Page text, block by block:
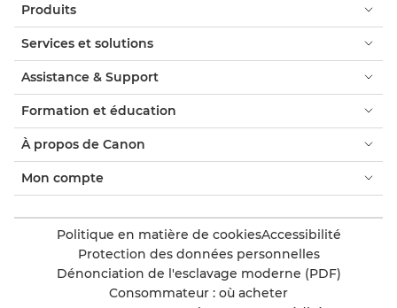
Produits
Services et solutions
Assistance & Support
Formation et éducation
À propos de Canon
Mon compte
Politique en matière de cookiesAccessibilité
Protection des données personnelles
Dénonciation de l'esclavage moderne (PDF)
Consommateur : où acheter